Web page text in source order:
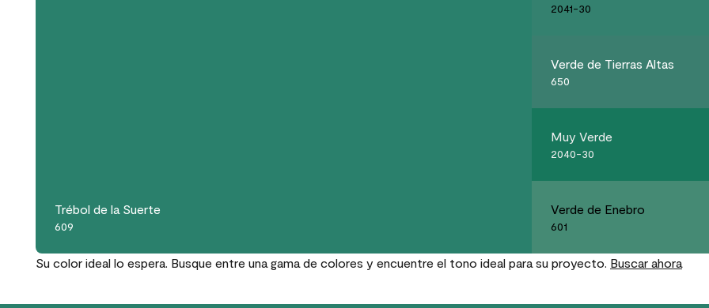
Trébol de la Suerte
609
2041-30
Verde de Tierras Altas
650
Muy Verde
2040-30
Verde de Enebro
601
Su color ideal lo espera. Busque entre una gama de colores y encuentre el tono ideal para su proyecto. Buscar ahora